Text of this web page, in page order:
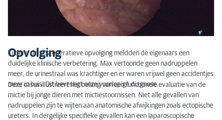
Opvolging
Tijdens de postoperatieve opvolging meldden de eigenaars een
duidelijke klinische verbetering. Max vertoonde geen nadruppelen
meer, de urinestraal was krachtiger en er waren vrijwel geen accidentjes
meer in huis. Dit bevestigt onze voorlopige diagnose.
Deze casus illustreert het belang van een functionele evaluatie van de
mictie bij jonge dieren met mictiestoornissen. Niet alle gevallen van
nadruppelen zijn te wijten aan anatomische afwijkingen zoals ectopische
ureters. In dergelijke specifieke gevallen kan een laparoscopische